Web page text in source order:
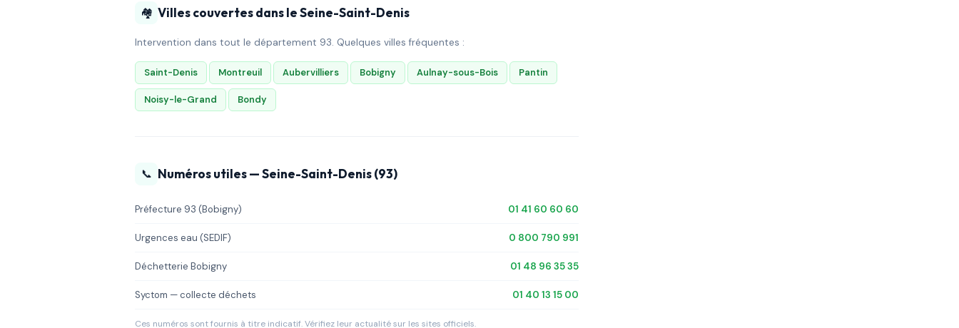
🏘️ Villes couvertes dans le Seine-Saint-Denis
Intervention dans tout le département 93. Quelques villes fréquentes :
Saint-Denis Montreuil Aubervilliers Bobigny Aulnay-sous-Bois Pantin
Noisy-le-Grand Bondy
📞 Numéros utiles — Seine-Saint-Denis (93)
Préfecture 93 (Bobigny) 01 41 60 60 60
Urgences eau (SEDIF) 0 800 790 991
Déchetterie Bobigny 01 48 96 35 35
Syctom — collecte déchets 01 40 13 15 00
Ces numéros sont fournis à titre indicatif. Vérifiez leur actualité sur les sites officiels.